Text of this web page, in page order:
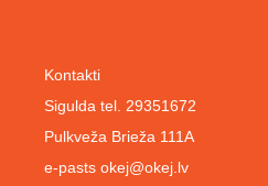
Kontakti
Sigulda tel. 29351672
Pulkveža Brieža 111A
e-pasts okej@okej.lv